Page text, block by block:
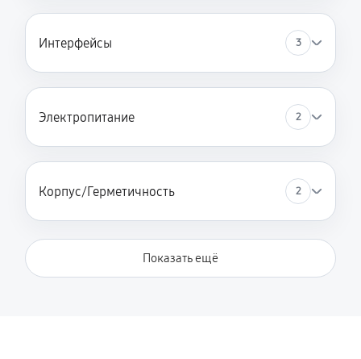
Интерфейсы 3
Электропитание 2
Корпус/Герметичность 2
Показать ещё